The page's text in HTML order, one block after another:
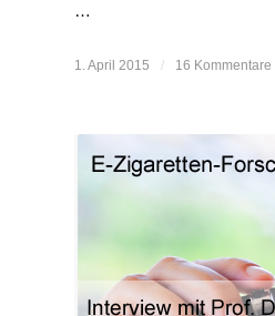
…
1. April 2015 / 16 Kommentare